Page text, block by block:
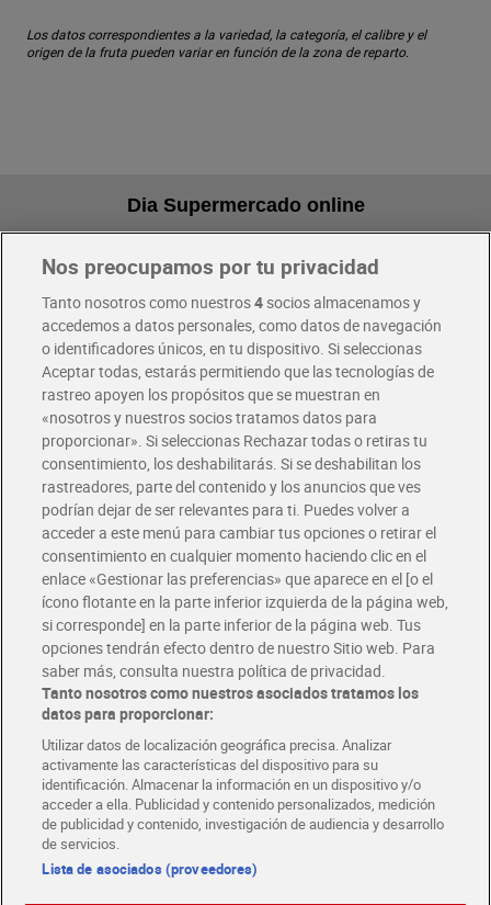
Los datos correspondientes a la variedad, la categoría, el calibre y el
origen de la fruta pueden variar en función de la zona de reparto.
Dia Supermercado online
Pide hoy, recibe hoy
Envío gratis por compras superiores a 100€
Envío estandar por 4,99€
Glovo y Uber Eats
Solicita tu factura de Glovo o Uber Eats
Únete al CLUB Dia
Disfruta las ventajas y ofertas exclusivas.
Descárgate la APP Dia
Folletos y Tiendas
Descubre las mejores ofertas y busca tu tienda más cercana
Tarjeta MaX Dia
Te devuelve hasta 8€/mes de tus compras.
¡Solicita tu tarjeta de crédito aquí!
COMER MEJOR CADA DIA
COLABORA CON DIA ABRE TU TIENDA DIA CORPORATE
Nos preocupamos por tu privacidad
Tanto nosotros como nuestros4socios almacenamos y
accedemos a datos personales, como datos de navegación
o identificadores únicos, en tu dispositivo. Si seleccionas
Aceptar todas, estarás permitiendo que las tecnologías de
rastreo apoyen los propósitos que se muestran en
«nosotros y nuestros socios tratamos datos para
proporcionar». Si seleccionas Rechazar todas o retiras tu
consentimiento, los deshabilitarás. Si se deshabilitan los
rastreadores, parte del contenido y los anuncios que ves
podrían dejar de ser relevantes para ti. Puedes volver a
acceder a este menú para cambiar tus opciones o retirar el
consentimiento en cualquier momento haciendo clic en el
enlace «Gestionar las preferencias» que aparece en el [o el
ícono flotante en la parte inferior izquierda de la página web,
si corresponde] en la parte inferior de la página web. Tus
opciones tendrán efecto dentro de nuestro Sitio web. Para
saber más, consulta nuestra política de privacidad.
Tanto nosotros como nuestros asociados tratamos los
datos para proporcionar:
Utilizar datos de localización geográfica precisa. Analizar
activamente las características del dispositivo para su
identificación. Almacenar la información en un dispositivo y/o
acceder a ella. Publicidad y contenido personalizados, medición
de publicidad y contenido, investigación de audiencia y desarrollo
de servicios.
Lista de asociados (proveedores)